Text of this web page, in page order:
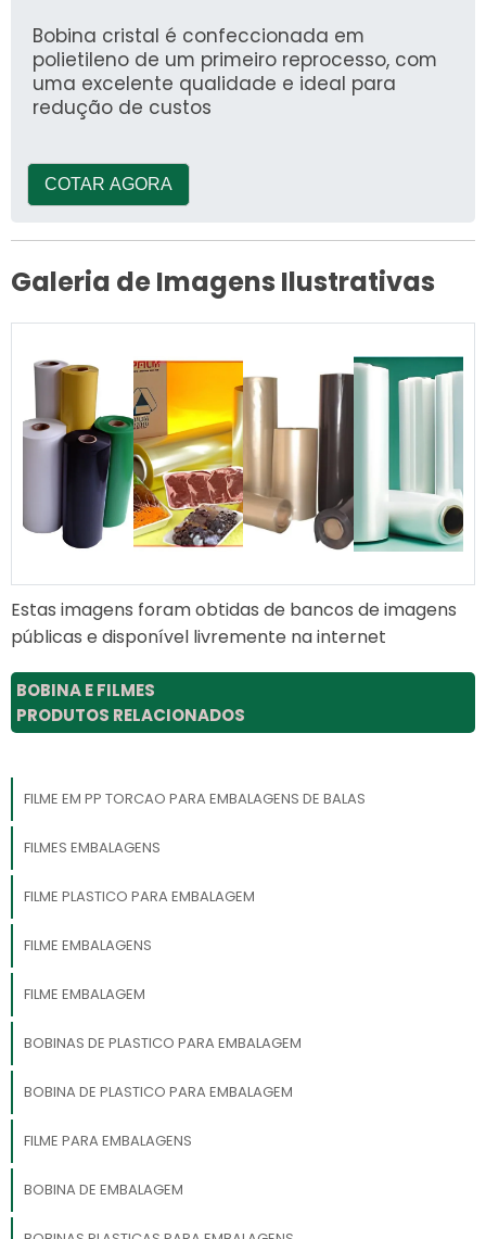
Bobina cristal é confeccionada em
polietileno de um primeiro reprocesso, com
uma excelente qualidade e ideal para
redução de custos
COTAR AGORA
Galeria de Imagens Ilustrativas
Estas imagens foram obtidas de bancos de imagens
públicas e disponível livremente na internet
BOBINA E FILMES
PRODUTOS RELACIONADOS
FILME EM PP TORCAO PARA EMBALAGENS DE BALAS
FILMES EMBALAGENS
FILME PLASTICO PARA EMBALAGEM
FILME EMBALAGENS
FILME EMBALAGEM
BOBINAS DE PLASTICO PARA EMBALAGEM
BOBINA DE PLASTICO PARA EMBALAGEM
FILME PARA EMBALAGENS
BOBINA DE EMBALAGEM